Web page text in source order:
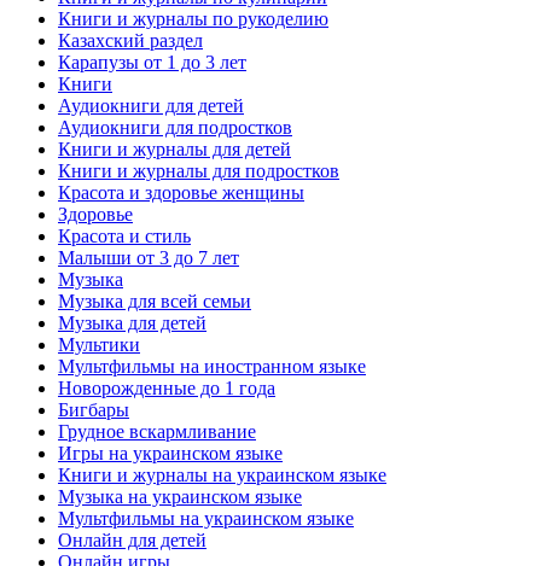
Книги и журналы по рукоделию
Казахский раздел
Карапузы от 1 до 3 лет
Книги
Аудиокниги для детей
Аудиокниги для подростков
Книги и журналы для детей
Книги и журналы для подростков
Красота и здоровье женщины
Здоровье
Красота и стиль
Малыши от 3 до 7 лет
Музыка
Музыка для всей семьи
Музыка для детей
Мультики
Мультфильмы на иностранном языке
Новорожденные до 1 года
Бигбары
Грудное вскармливание
Игры на украинском языке
Книги и журналы на украинском языке
Музыка на украинском языке
Мультфильмы на украинском языке
Онлайн для детей
Онлайн игры